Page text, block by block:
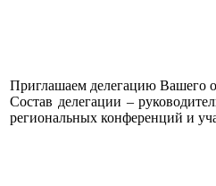
Приглашаем делегацию Вашего
Состав делегации –
региональных конференций и